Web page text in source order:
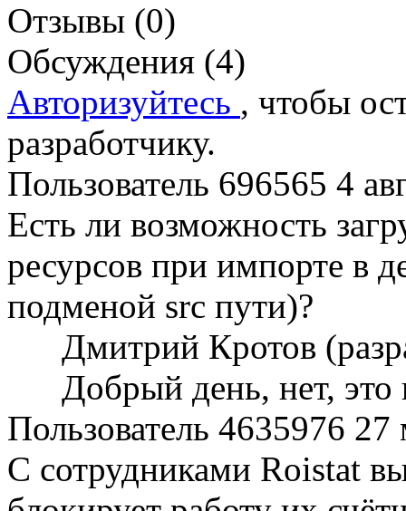
Отзывы (0)
Обсуждения (4)
Авторизуйтесь , чтобы
разработчику.
Пользователь 696565 4
Есть ли возможность
ресурсов при импорте в
подменой src пути)?
Дмитрий Кротов
Добрый день, нет, это
Пользователь 4635976 27
С сотрудниками Roistat